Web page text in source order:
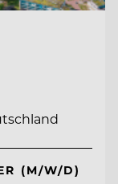
(M/W/D)